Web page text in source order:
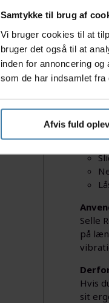
Samtykke til brug af
Vi bruger cookies til at
bruger det også til at
inden for annoncering
som de har indsamlet
Afvis fuld
Selle
på
Hvis
sit